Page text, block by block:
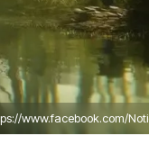
www.facebook.com/